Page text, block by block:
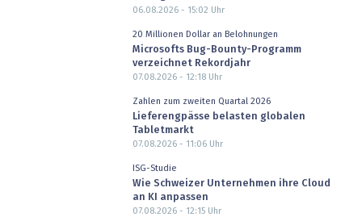
06.08.2026 - 15:02 Uhr
20 Millionen Dollar an Belohnungen
Microsofts Bug-Bounty-Programm
verzeichnet Rekordjahr
07.08.2026 - 12:18Uhr
Zahlen zum zweiten Quartal 2026
Lieferengpässe belasten globalen
Tabletmarkt
07.08.2026 - 11:06Uhr
ISG-Studie
Wie Schweizer Unternehmen ihre Cloud
an KI anpassen
07.08.2026 - 12:15Uhr